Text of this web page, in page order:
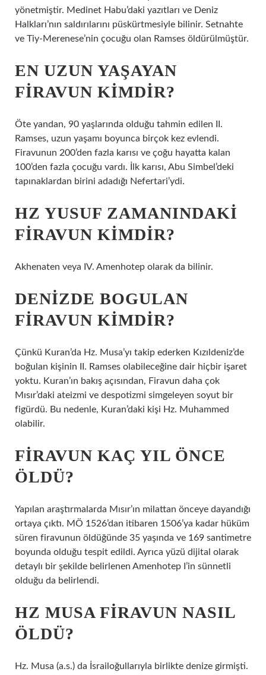
yönetmiştir. Medinet Habu’daki yazıtları ve Deniz
Halkları’nın saldırılarını püskürtmesiyle bilinir. Setnahte
ve Tiy-Merenese’nin çocuğu olan Ramses öldürülmüştür.
EN UZUN YAŞAYAN
FIRAVUN KIMDIR?
Öte yandan, 90 yaşlarında olduğu tahmin edilen II.
Ramses, uzun yaşamı boyunca birçok kez evlendi.
Firavunun 200’den fazla karısı ve çoğu hayatta kalan
100’den fazla çocuğu vardı. İlk karısı, Abu Simbel’deki
tapınaklardan birini adadığı Nefertari’ydi.
HZ YUSUF ZAMANINDAKI
FIRAVUN KIMDIR?
Akhenaten veya IV. Amenhotep olarak da bilinir.
DENIZDE BOGULAN
FIRAVUN KIMDIR?
Çünkü Kuran’da Hz. Musa’yı takip ederken Kızıldeniz’de
boğulan kişinin II. Ramses olabileceğine dair hiçbir işaret
yoktu. Kuran’ın bakış açısından, Firavun daha çok
Mısır’daki ateizmi ve despotizmi simgeleyen soyut bir
figürdü. Bu nedenle, Kuran’daki kişi Hz. Muhammed
olabilir.
FIRAVUN KAÇ YIL ÖNCE
ÖLDÜ?
Yapılan araştırmalarda Mısır’ın milattan önceye dayandığı
ortaya çıktı. MÖ 1526’dan itibaren 1506’ya kadar hüküm
süren firavunun öldüğünde 35 yaşında ve 169 santimetre
boyunda olduğu tespit edildi. Ayrıca yüzü dijital olarak
detaylı bir şekilde belirlenen Amenhotep I’in sünnetli
olduğu da belirlendi.
HZ MUSA FIRAVUN NASIL
ÖLDÜ?
Hz. Musa (a.s.) da İsrailoğullarıyla birlikte denize girmişti.